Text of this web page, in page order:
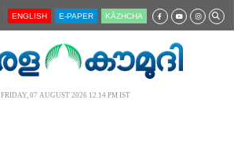
ENGLISH E-PAPER KĀZHCHA
FRIDAY, 07 AUGUST 2026 12.14 PM IST